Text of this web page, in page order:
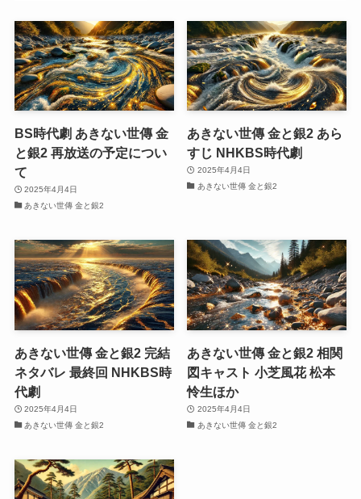
BS時代劇 あきない世傳 金
と銀2 再放送の予定につい
て
2025年4月4日
あきない世傳 金と銀2
あきない世傳 金と銀2 あら
すじ NHKBS時代劇
2025年4月4日
あきない世傳 金と銀2
あきない世傳 金と銀2 完結
ネタバレ 最終回 NHKBS時
代劇
2025年4月4日
あきない世傳 金と銀2
あきない世傳 金と銀2 相関
図キャスト 小芝風花 松本
怜生ほか
2025年4月4日
あきない世傳 金と銀2